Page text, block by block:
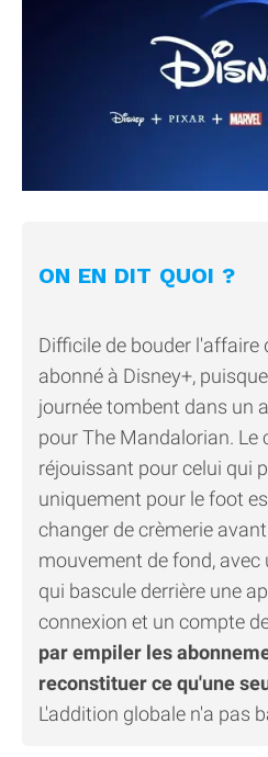
ON EN DIT QUOI ?
Difficile de bouder l'affaire
abonné à Disney+,
journée tombent dans un
pour The Mandalorian. Le
réjouissant pour celui qui
uniquement pour le foot
changer de crèmerie
mouvement de fond,
qui bascule derrière une
connexion et un compte
par empiler les
reconstituer ce qu'une
L'addition globale n'a pas